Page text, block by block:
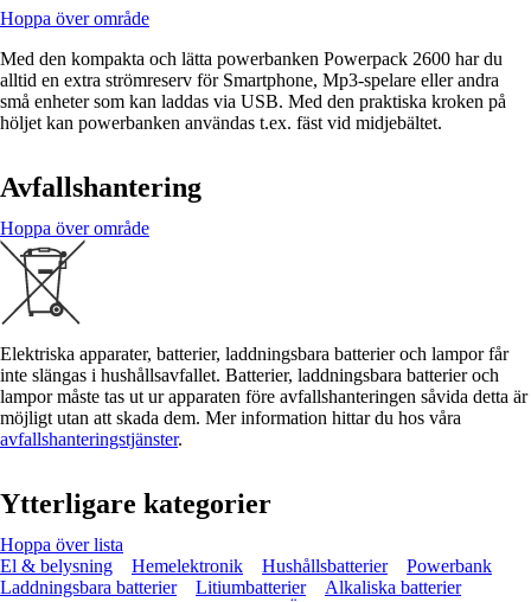
Hoppa över område
Med den kompakta och lätta powerbanken Powerpack 2600 har du
alltid en extra strömreserv för Smartphone, Mp3-spelare eller andra
små enheter som kan laddas via USB. Med den praktiska kroken på
höljet kan powerbanken användas t.ex. fäst vid midjebältet.
Avfallshantering
Hoppa över område
Elektriska apparater, batterier, laddningsbara batterier och lampor får
inte slängas i hushållsavfallet. Batterier, laddningsbara batterier och
lampor måste tas ut ur apparaten före avfallshanteringen såvida detta är
möjligt utan att skada dem. Mer information hittar du hos våra
avfallshanteringstjänster.
Ytterligare kategorier
Hoppa över lista
El & belysning
Hemelektronik Hushållsbatterier
Powerbank
Laddningsbara batterier
Litiumbatterier
Alkaliska batterier